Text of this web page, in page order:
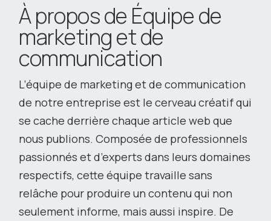
À propos de Équipe de
marketing et de
communication
L’équipe de marketing et de communication
de notre entreprise est le cerveau créatif qui
se cache derrière chaque article web que
nous publions. Composée de professionnels
passionnés et d’experts dans leurs domaines
respectifs, cette équipe travaille sans
relâche pour produire un contenu qui non
seulement informe, mais aussi inspire. De